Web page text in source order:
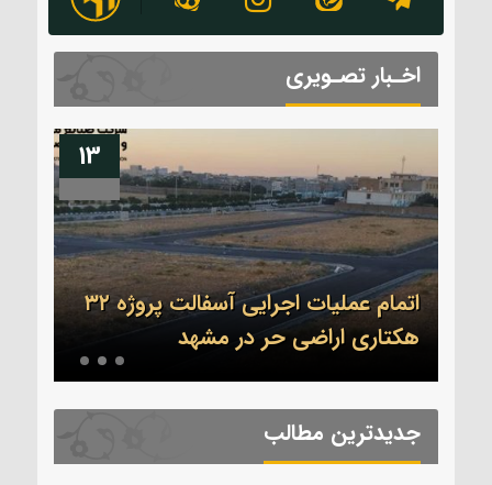
اخـبار تصـویری
13
اتمام عملیات اجرایی آسفالت پروژه ۳۲
هکتاری اراضی حر در مشهد
جدیدترین مطالب